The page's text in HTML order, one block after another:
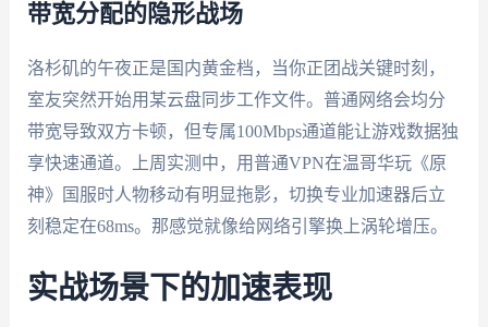
带宽分配的隐形战场
洛杉矶的午夜正是国内黄金档，当你正团战关键时刻，
室友突然开始用某云盘同步工作文件。普通网络会均分
带宽导致双方卡顿，但专属100Mbps通道能让游戏数据独
享快速通道。上周实测中，用普通VPN在温哥华玩《原
神》国服时人物移动有明显拖影，切换专业加速器后立
刻稳定在68ms。那感觉就像给网络引擎换上涡轮增压。
实战场景下的加速表现